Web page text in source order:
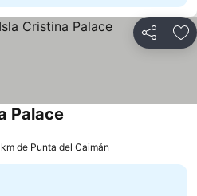
Partilhar
Palace
km de Punta del Caimán